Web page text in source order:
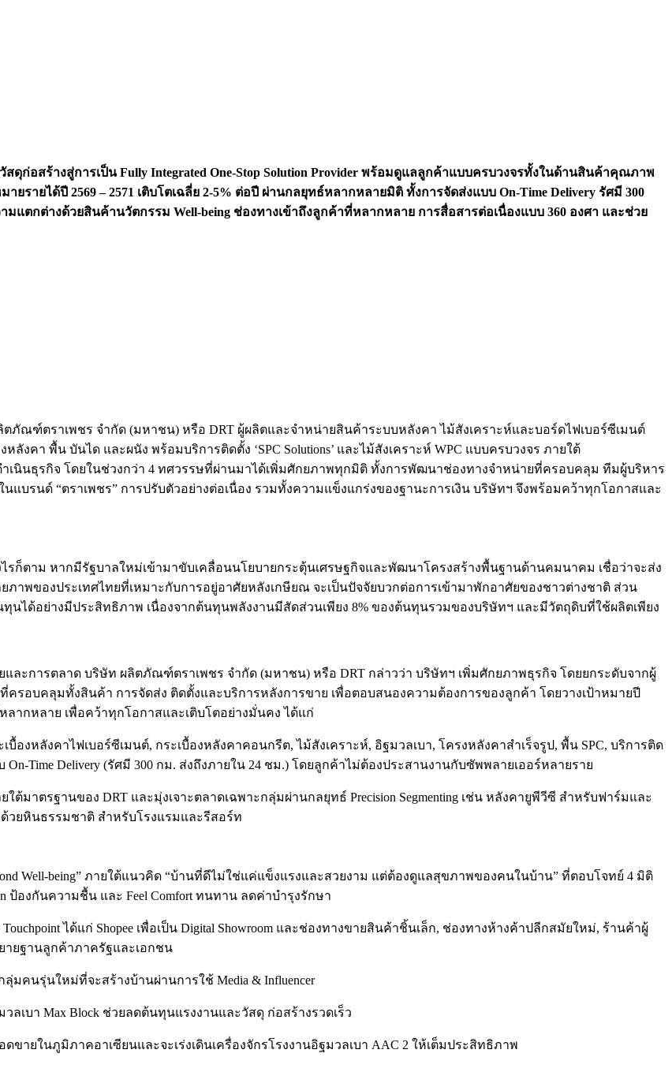
ก่อสร้างสู่การเป็น Fully Integrated One-Stop Solution Provider พร้อมดูแลลูกค้าแบบครบวงจรทั้งในด้านสินค้าคุณภาพ
ยรายได้ปี 2569 – 2571 เติบโตเฉลี่ย 2-5% ต่อปี ผ่านกลยุทธ์หลากหลายมิติ ทั้งการจัดส่งแบบ On-Time Delivery รัศมี 300
แตกต่างด้วยสินค้านวัตกรรม Well-being ช่องทางเข้าถึงลูกค้าที่หลากหลาย การสื่อสารต่อเนื่องแบบ 360 องศา และช่วย
ภัณฑ์ตราเพชร จำกัด (มหาชน) หรือ DRT ผู้ผลิตและจำหน่ายสินค้าระบบหลังคา ไม้สังเคราะห์และบอร์ดไฟเบอร์ซีเมนต์
งคา พื้น บันได และผนัง พร้อมบริการติดตั้ง ‘SPC Solutions’ และไม้สังเคราะห์ WPC แบบครบวงจร ภายใต้
ดำเนินธุรกิจ โดยในช่วงกว่า 4 ทศวรรษที่ผ่านมาได้เพิ่มศักยภาพทุกมิติ ทั้งการพัฒนาช่องทางจำหน่ายที่ครอบคลุม ทีมผู้บริหาร
บรนด์ “ตราเพชร” การปรับตัวอย่างต่อเนื่อง รวมทั้งความแข็งแกร่งของฐานะการเงิน บริษัทฯ จึงพร้อมคว้าทุกโอกาสและ
ก็ตาม หากมีรัฐบาลใหม่เข้ามาขับเคลื่อนนโยบายกระตุ้นเศรษฐกิจและพัฒนาโครงสร้างพื้นฐานด้านคมนาคม เชื่อว่าจะส่ง
พของประเทศไทยที่เหมาะกับการอยู่อาศัยหลังเกษียณ จะเป็นปัจจัยบวกต่อการเข้ามาพักอาศัยของชาวต่างชาติ ส่วน
ได้อย่างมีประสิทธิภาพ เนื่องจากต้นทุนพลังงานมีสัดส่วนเพียง 8% ของต้นทุนรวมของบริษัทฯ และมีวัตถุดิบที่ใช้ผลิตเพียง
ะการตลาด บริษัท ผลิตภัณฑ์ตราเพชร จำกัด (มหาชน) หรือ DRT กล่าวว่า บริษัทฯ เพิ่มศักยภาพธุรกิจ โดยยกระดับจากผู้
ที่ครอบคลุมทั้งสินค้า การจัดส่ง ติดตั้งและบริการหลังการขาย เพื่อตอบสนองความต้องการของลูกค้า โดยวางเป้าหมายปี
หลากหลาย เพื่อคว้าทุกโอกาสและเติบโตอย่างมั่นคง ได้แก่
เบื้องหลังคาไฟเบอร์ซีเมนต์, กระเบื้องหลังคาคอนกรีต, ไม้สังเคราะห์, อิฐมวลเบา, โครงหลังคาสำเร็จรูป, พื้น SPC, บริการติด
Time Delivery (รัศมี 300 กม. ส่งถึงภายใน 24 ชม.) โดยลูกค้าไม่ต้องประสานงานกับซัพพลายเออร์หลายราย
ใต้มาตรฐานของ DRT และมุ่งเจาะตลาดเฉพาะกลุ่มผ่านกลยุทธ์ Precision Segmenting เช่น หลังคายูพีวีซี สำหรับฟาร์มและ
ด้วยหินธรรมชาติ สำหรับโรงแรมและรีสอร์ท
Well-being” ภายใต้แนวคิด “บ้านที่ดีไม่ใช่แค่แข็งแรงและสวยงาม แต่ต้องดูแลสุขภาพของคนในบ้าน” ที่ตอบโจทย์ 4 มิติ
ป้องกันความชื้น และ Feel Comfort ทนทาน ลดค่าบำรุงรักษา
ได้แก่ Shopee เพื่อเป็น Digital Showroom และช่องทางขายสินค้าชิ้นเล็ก, ช่องทางห้างค้าปลีกสมัยใหม่, ร้านค้าผู้
ายฐานลูกค้าภาครัฐและเอกชน
ลุ่มคนรุ่นใหม่ที่จะสร้างบ้านผ่านการใช้ Media & Influencer
ลเบา Max Block ช่วยลดต้นทุนแรงงานและวัสดุ ก่อสร้างรวดเร็ว
อดขายในภูมิภาคอาเซียนและจะเร่งเดินเครื่องจักรโรงงานอิฐมวลเบา AAC 2 ให้เต็มประสิทธิภาพ